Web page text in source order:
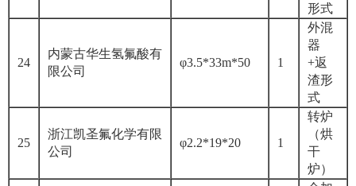
形式
24
内蒙古华生氢氟酸有
限公司
φ3.5*33m*50 1
外混
器
+返
渣形
式
25
浙江凯圣氟化学有限
公司
φ2.2*19*20 1
转炉
（烘
干
炉）